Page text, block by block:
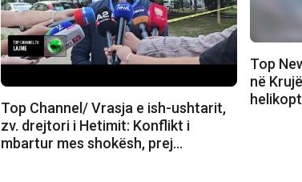
Top Channel/ Vrasja e ish-ushtarit,
zv. drejtori i Hetimit: Konflikt i
mbartur mes shokësh, prej…
Top
në